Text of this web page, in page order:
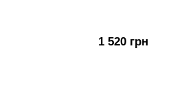
1 520 грн